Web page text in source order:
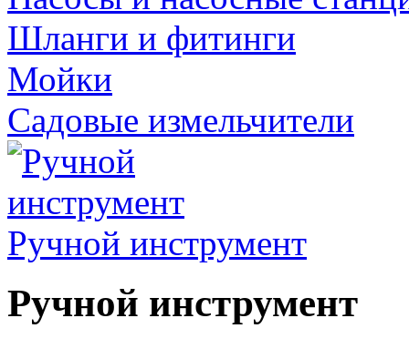
Шланги и фитинги
Мойки
Садовые измельчители
Ручной инструмент
Ручной инструмент